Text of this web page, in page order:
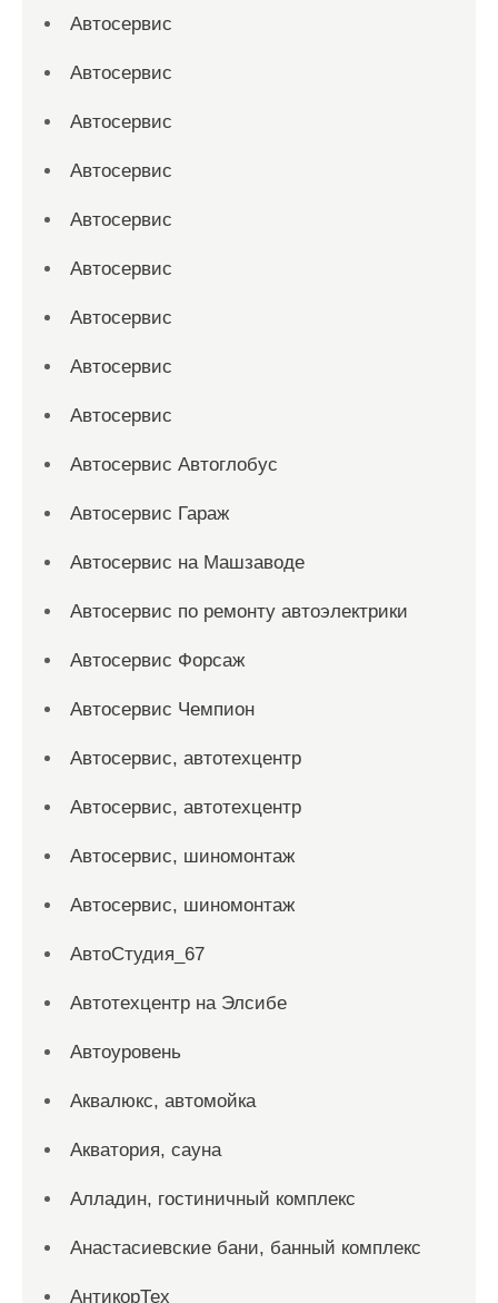
Автосервис
Автосервис
Автосервис
Автосервис
Автосервис
Автосервис
Автосервис
Автосервис
Автосервис
Автосервис Автоглобус
Автосервис Гараж
Автосервис на Машзаводе
Автосервис по ремонту автоэлектрики
Автосервис Форсаж
Автосервис Чемпион
Автосервис, автотехцентр
Автосервис, автотехцентр
Автосервис, шиномонтаж
Автосервис, шиномонтаж
АвтоСтудия_67
Автотехцентр на Элсибе
Автоуровень
Аквалюкс, автомойка
Акватория, сауна
Алладин, гостиничный комплекс
Анастасиевские бани, банный комплекс
АнтикорТех